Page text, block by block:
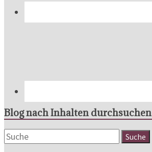
Blog nach Inhalten durchsuchen